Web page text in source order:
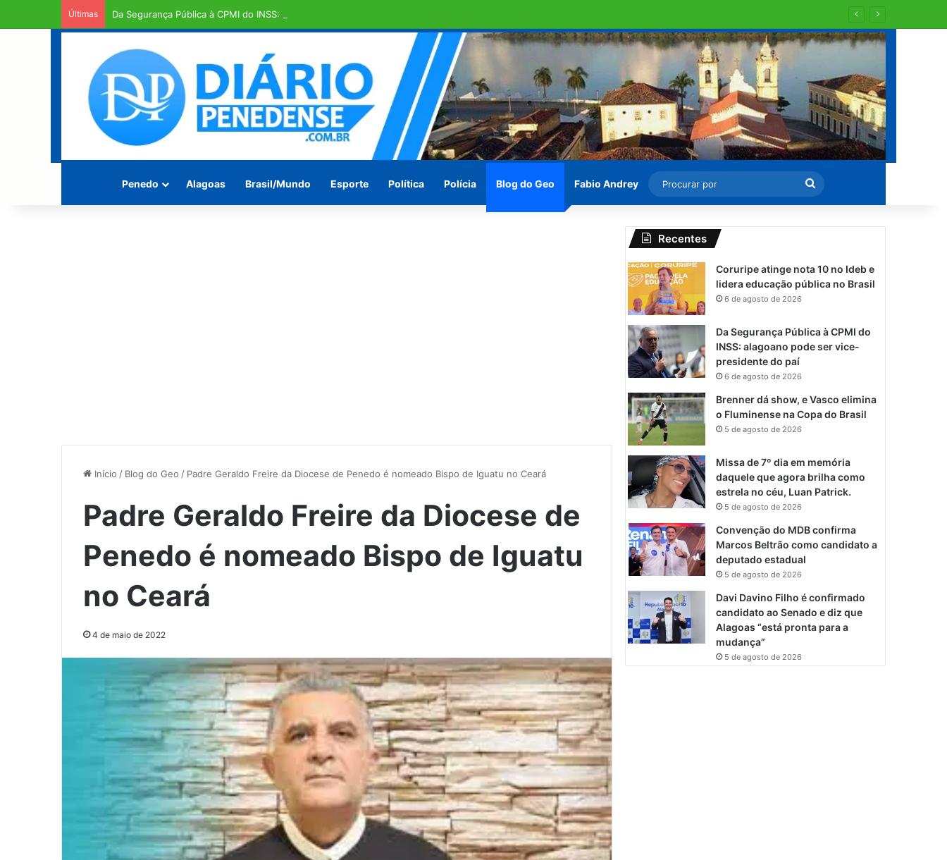
Últimas Da Segurança Pública à CPMI do INSS: alagoano pode ser vice-presidente do paí
Penedo Alagoas Brasil/Mundo Esporte Política Polícia Blog do Geo Fabio Andrey
Procurar
por
Início / Blog do Geo / Padre Geraldo Freire da Diocese de Penedo é nomeado Bispo de Iguatu no Ceará
Padre Geraldo Freire da Diocese de
Penedo é nomeado Bispo de Iguatu
no Ceará
4 de maio de 2022
Recentes
Coruripe atinge nota 10 no Ideb e
lidera educação pública no Brasil
6 de agosto de 2026
Da Segurança Pública à CPMI do
INSS: alagoano pode ser vice-
presidente do paí
6 de agosto de 2026
Brenner dá show, e Vasco elimina
o Fluminense na Copa do Brasil
5 de agosto de 2026
Missa de 7º dia em memória
daquele que agora brilha como
estrela no céu, Luan Patrick.
5 de agosto de 2026
Convenção do MDB confirma
Marcos Beltrão como candidato a
deputado estadual
5 de agosto de 2026
Davi Davino Filho é confirmado
candidato ao Senado e diz que
Alagoas “está pronta para a
mudança”
5 de agosto de 2026